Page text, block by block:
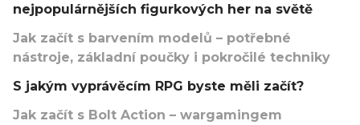
nejpopulárnějších figurkových her na světě
Jak začít s barvením modelů – potřebné
nástroje, základní poučky i pokročilé techniky
S jakým vyprávěcím RPG byste měli začít?
Jak začít s Bolt Action – wargamingem